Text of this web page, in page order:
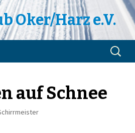
Oker/Harz e.V.
Suchen
nach:
auf Schnee